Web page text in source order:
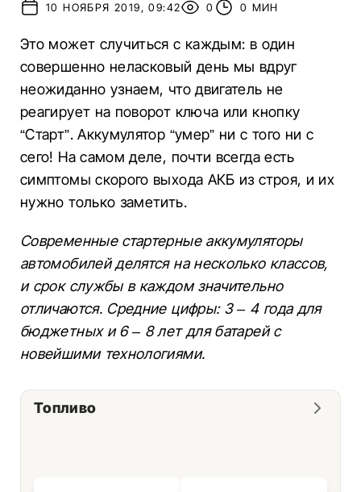
10 НОЯБРЯ 2019, 09:42 0 0 МИН
Это может случиться с каждым: в один
совершенно неласковый день мы вдруг
неожиданно узнаем, что двигатель не
реагирует на поворот ключа или кнопку
“Старт”. Аккумулятор “умер” ни с того ни с
сего! На самом деле, почти всегда есть
симптомы скорого выхода АКБ из строя, и их
нужно только заметить.
Современные стартерные аккумуляторы
автомобилей делятся на несколько классов,
и срок службы в каждом значительно
отличаются. Средние цифры: 3 – 4 года для
бюджетных и 6 – 8 лет для батарей с
новейшими технологиями.
Топливо